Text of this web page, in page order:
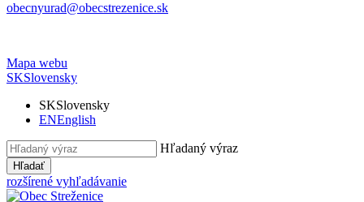
obecnyurad@obecstrezenice.sk
Mapa webu
SKSlovensky
SKSlovensky
ENEnglish
Hľadaný výraz
Hľadať
rozšírené vyhľadávanie